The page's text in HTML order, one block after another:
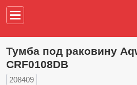
Тумба под раковину
CRF0108DB
208409